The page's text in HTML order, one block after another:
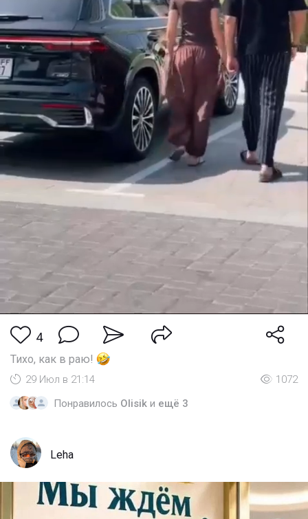
4
Тихо, как в раю!
29 Июл в 21:14
1072
Понравилось Olisik и ещё 3
Leha